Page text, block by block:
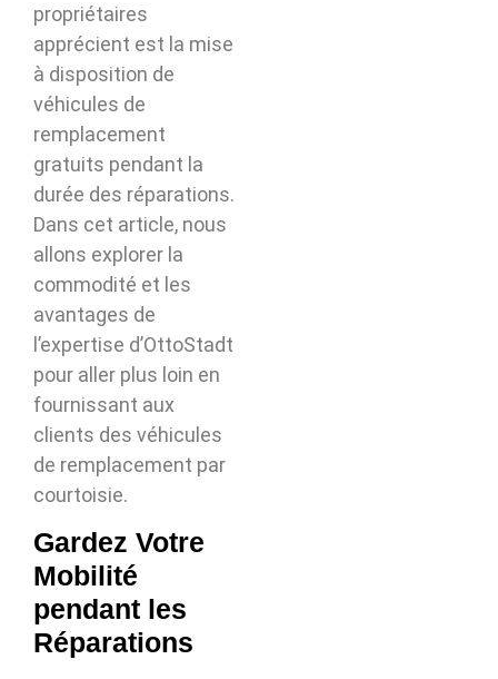
propriétaires
apprécient est la mise
à disposition de
véhicules de
remplacement
gratuits pendant la
durée des réparations.
Dans cet article, nous
allons explorer la
commodité et les
avantages de
l’expertise d’OttoStadt
pour aller plus loin en
fournissant aux
clients des véhicules
de remplacement par
courtoisie.
Gardez Votre
Mobilité
pendant les
Réparations